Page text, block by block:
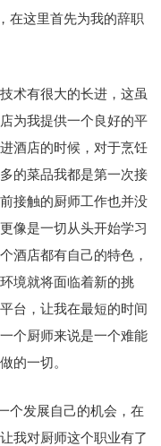
在这里首先为我的辞职
术有很大的长进，这虽
为我提供一个良好的平
酒店的时候，对于烹饪
的菜品我都是第一次接
接触的厨师工作也并没
像是一切从头开始学习
酒店都有自己的特色，
境就将面临着新的挑
台，让我在最短的时间
个厨师来说是一个难能
的一切。
个发展自己的机会，在
我对厨师这个职业有了